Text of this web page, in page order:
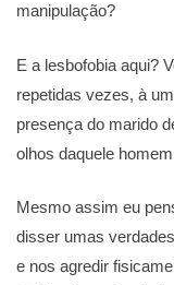
manipulação?
E a lesbofobia aqui?
repetidas vezes, à
presença do marido
olhos daquele
Mesmo assim eu
disser umas
e nos agredir